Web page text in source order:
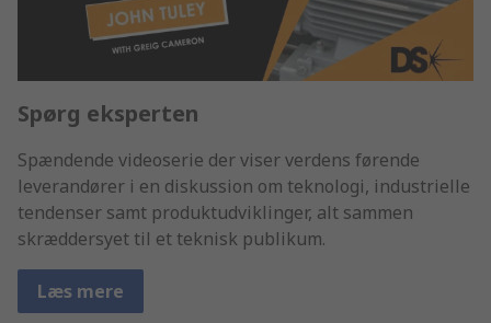
Spørg eksperten
Spændende videoserie der viser verdens førende
leverandører i en diskussion om teknologi, industrielle
tendenser samt produktudviklinger, alt sammen
skræddersyet til et teknisk publikum.
Læs mere